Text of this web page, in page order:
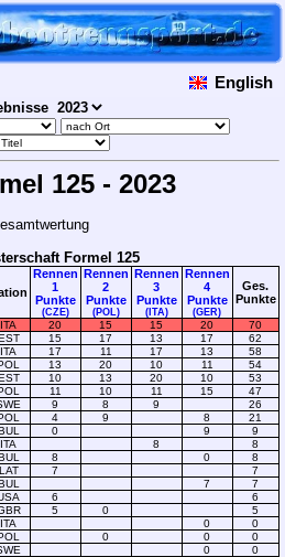
English
125 - 2023
Formel 125
Rennen
1
Punkte
(CZE)
Rennen
2
Punkte
(POL)
Rennen
3
Punkte
(ITA)
Rennen
4
Punkte
(GER)
Ges.
Punkte
ITA 20 15 15 20
70
15 17 13 17
62
ITA 17 11 17 13
58
13 20 10 11
54
10 13 20 10
53
11 10 11 15
47
9 8 9
26
4 9 8
21
0 9
9
ITA 8
8
8 0
8
LAT 7
7
7
7
6
6
5 0
5
ITA 0
0
0 0
0
0 0